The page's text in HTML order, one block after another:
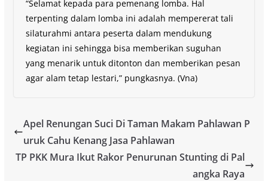
“Selamat kepada para pemenang lomba. Hal
terpenting dalam lomba ini adalah mempererat tali
silaturahmi antara peserta dalam mendukung
kegiatan ini sehingga bisa memberikan suguhan
yang menarik untuk ditonton dan memberikan pesan
agar alam tetap lestari,” pungkasnya. (Vna)
Apel Renungan Suci Di Taman Makam Pahlawan P
uruk Cahu Kenang Jasa Pahlawan
TP PKK Mura Ikut Rakor Penurunan Stunting di Pal
angka Raya